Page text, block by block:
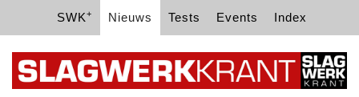
SWK+ Nieuws Tests Events Index